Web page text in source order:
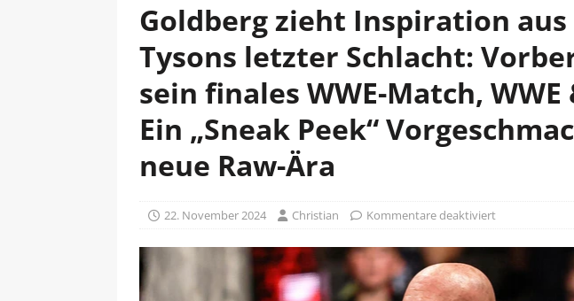
Goldberg zieht Inspiration
Tysons letzter Schlacht:
sein finales WWE-Match,
Ein „Sneak Peek“
neue Raw-Ära
22. November 2024 Christian Kommentare deaktiviert